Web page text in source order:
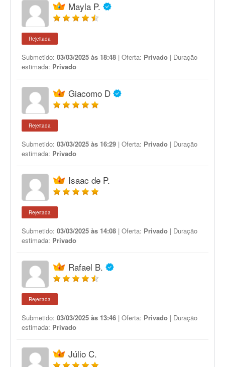
Mayla P.
Rejeitada
Submetido: 03/03/2025 às 18:48 | Oferta: Privado | Duração
estimada: Privado
Giacomo D
Rejeitada
Submetido: 03/03/2025 às 16:29 | Oferta: Privado | Duração
estimada: Privado
Isaac de P.
Rejeitada
Submetido: 03/03/2025 às 14:08 | Oferta: Privado | Duração
estimada: Privado
Rafael B.
Rejeitada
Submetido: 03/03/2025 às 13:46 | Oferta: Privado | Duração
estimada: Privado
Júlio C.